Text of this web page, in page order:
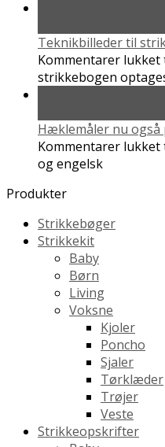
Teknikbilleder til
Kommentarer lukket
strikkebogen
Hæklemåler nu også
Kommentarer lukket
og engelsk
Produkter
Strikkebøger
Strikkekit
Baby
Børn
Living
Voksne
Kjoler
Poncho
Sjaler
Tørklæder
Trøjer
Veste
Strikkeopskrifter